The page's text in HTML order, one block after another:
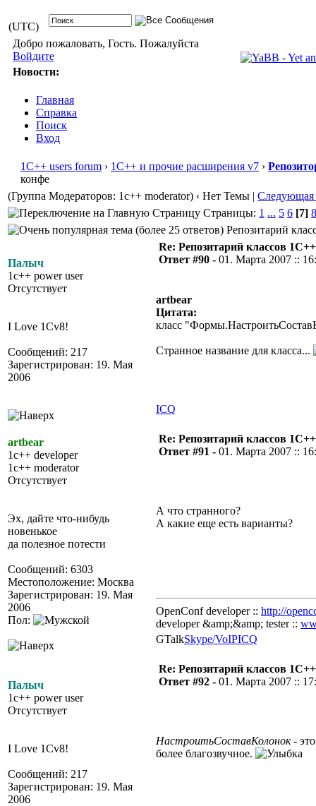
(UTC)
Добро пожаловать, Гость. Пожалуйста
Войдите
Новости:
Главная
Справка
Поиск
Вход
1С++ users forum › 1С++ и прочие расширения v7 ›
конфе
(Группа Модераторов: 1c++ moderator) ‹ Нет Темы | Следующая
Страницы: 1 ... 5 6 [7] 8
Репозитарий
Палыч
1c++ power user
Отсутствует
I Love 1Cv8!
Сообщений: 217
Зарегистрирован: 19. Мая
2006
Re: Репозитарий классов
Ответ #90 - 01. Марта 2007 ::
artbear
Цитата:
класс
Странное название для класса...
ICQ
artbear
1c++ developer
1c++ moderator
Отсутствует
Эх, дайте что-нибудь
новенькое
да полезное потести
Сообщений: 6303
Местоположение: Москва
Зарегистрирован: 19. Мая
2006
Пол:
Re: Репозитарий классов
Ответ #91 - 01. Марта 2007 ::
А что странного?
А какие еще есть варианты?
OpenConf developer :: http://
developer &amp;&amp; tester ::
GTalkSkype/VoIPICQ
Палыч
1c++ power user
Отсутствует
I Love 1Cv8!
Сообщений: 217
Зарегистрирован: 19. Мая
2006
Re: Репозитарий классов
Ответ #92 - 01. Марта 2007 ::
НастроитьСоставКолонок-
более благозвучное.